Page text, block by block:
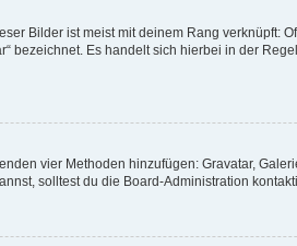
Bilder ist meist mit deinem Rang verknüpft:
bezeichnet. Es handelt sich hierbei in der
vier Methoden hinzufügen: Gravatar,
solltest du die Board-Administration